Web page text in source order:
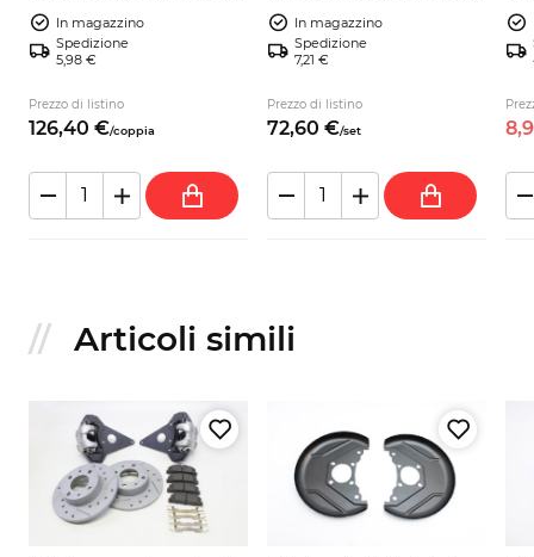
anteriori sinistra destra
NUOVE
In magazzino
Spedizione
5,98 €
Prezzo di listino
126,40 €/coppia
128 X19 A112 Yugo
In magazzino
Spedizione
7,21 €
Prezzo di listino
72,60 €/set 8,
Articoli simili